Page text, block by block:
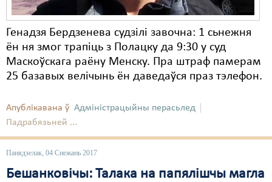
Генадзя Бердзенева судзілі завочна: 1 сьнежня
ён ня змог трапіць з Полацку да 9:30 у суд
Маскоўскага раёну Менску. Пра штраф памерам
25 базавых велічынь ён даведаўся праз тэлефон.
Апублікавана ў Адміністрацыйны перасьлед
Падрабязьней ...
Панядзелак, 04 Снежань 2017
Бешанковічы: Талака на папялішчы магла